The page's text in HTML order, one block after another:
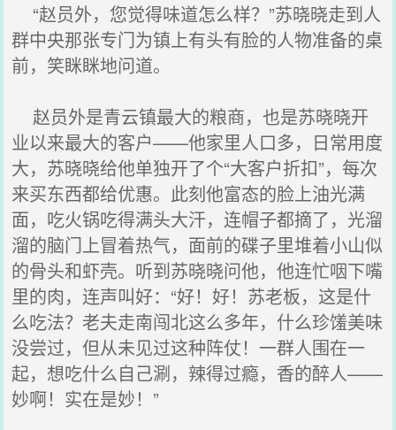
“赵员外，您觉得味道怎么样？”苏晓晓走到人
群中央那张专门为镇上有头有脸的人物准备的桌
前，笑眯眯地问道。
赵员外是青云镇最大的粮商，也是苏晓晓开
业以来最大的客户——他家里人口多，日常用度
大，苏晓晓给他单独开了个“大客户折扣”，每次
来买东西都给优惠。此刻他富态的脸上油光满
面，吃火锅吃得满头大汗，连帽子都摘了，光溜
溜的脑门上冒着热气，面前的碟子里堆着小山似
的骨头和虾壳。听到苏晓晓问他，他连忙咽下嘴
里的肉，连声叫好：“好！好！苏老板，这是什
么吃法？老夫走南闯北这么多年，什么珍馐美味
没尝过，但从未见过这种阵仗！一群人围在一
起，想吃什么自己涮，辣得过瘾，香的醉人——
妙啊！实在是妙！”